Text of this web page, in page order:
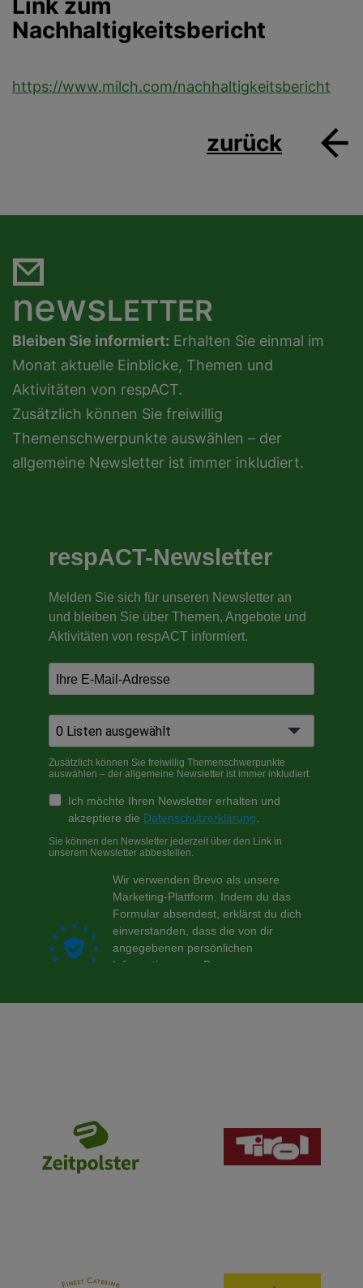
Link zum
Nachhaltigkeitsbericht
https://www.milch.com/nachhaltigkeitsbericht
zurück
newsLETTER
Bleiben Sie informiert: Erhalten Sie einmal im
Monat aktuelle Einblicke, Themen und
Aktivitäten von respACT.
Zusätzlich können Sie freiwillig
Themenschwerpunkte auswählen – der
allgemeine Newsletter ist immer inkludiert.